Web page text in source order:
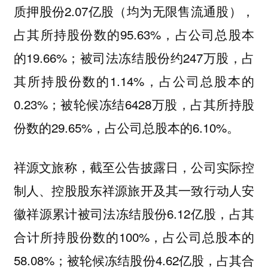
质押股份2.07亿股（均为无限售流通股），
占其所持股份数的95.63%，占公司总股本
的19.66%；被司法冻结股份约247万股，占
其所持股份数的1.14%，占公司总股本的
0.23%；被轮候冻结6428万股，占其所持股
份数的29.65%，占公司总股本的6.10%。
祥源文旅称，截至公告披露日，公司实际控
制人、控股股东祥源旅开及其一致行动人安
徽祥源累计被司法冻结股份6.12亿股，占其
合计所持股份数的100%，占公司总股本的
58.08%；被轮候冻结股份4.62亿股，占其合